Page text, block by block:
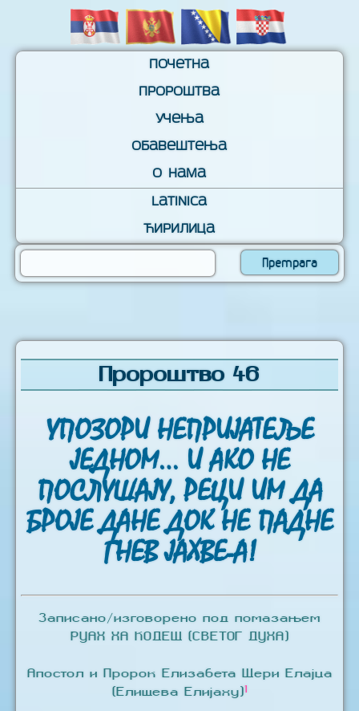
Почетна
Пророштва
Учења
Обавештења
О нама
Latinica
Ћирилица
Пророштво 46
УПОЗОРИ НЕПРИЈАТЕЉЕ
ЈЕДНОМ… И АКО НЕ
ПОСЛУШАЈУ, РЕЦИ ИМ ДА
БРОЈЕ ДАНЕ ДОК НЕ ПАДНЕ
ГНЕВ ЈАХВЕ-А!
Записано/изговорено под помазањем
РУАХ ХА КОДЕШ (СВЕТОГ ДУХА)
Апостол и Пророк Елизабета Шери Елајџа
(Елишева Елијаху)1